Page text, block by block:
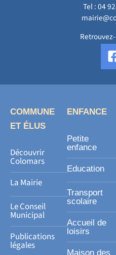
Tel :04
COMMUNE
ET ÉLUS
Découvrir
Colomars
La Mairie
Le Conseil
Municipal
Publications
légales
ENFANCE
Petite
enfance
Education
Transport
scolaire
Accueil de
loisirs
Maison des